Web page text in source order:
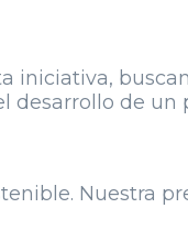
iniciativa,
desarrollo de un
Nuestra